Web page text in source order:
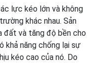
lực kéo lớn và không
khác nhau. Sản
đất và tăng độ bền cho
khả năng chống lại sự
kéo cao của nó. Do